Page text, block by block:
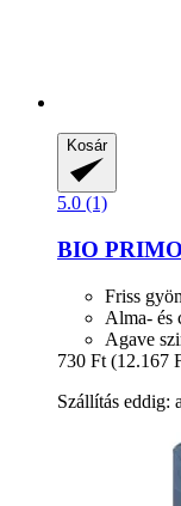
Kosár
5.0 (1)
BIO PRIMO
Friss
Alma- és
Agave
730 Ft (12.167
Szállítás eddig: